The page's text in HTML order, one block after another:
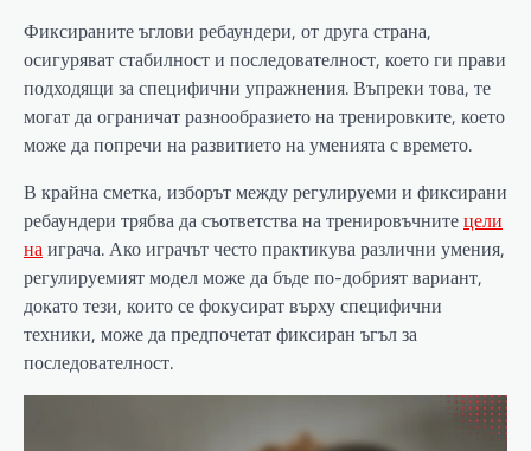
Фиксираните ъглови ребаундери, от друга страна,
осигуряват стабилност и последователност, което ги прави
подходящи за специфични упражнения. Въпреки това, те
могат да ограничат разнообразието на тренировките, което
може да попречи на развитието на уменията с времето.
В крайна сметка, изборът между регулируеми и фиксирани
ребаундери трябва да съответства на тренировъчнитецели
наиграча. Ако играчът често практикува различни умения,
регулируемият модел може да бъде по-добрият вариант,
докато тези, които се фокусират върху специфични
техники, може да предпочетат фиксиран ъгъл за
последователност.